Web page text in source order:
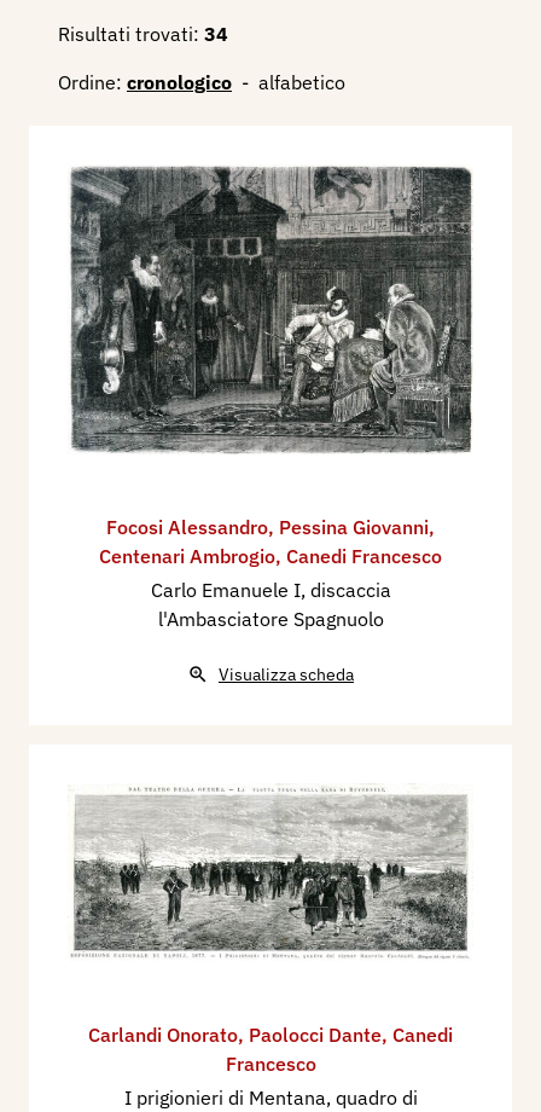
Risultati trovati: 34
Ordine: cronologico - alfabetico
Focosi Alessandro, Pessina Giovanni,
Centenari Ambrogio, Canedi Francesco
Carlo Emanuele I, discaccia
l'Ambasciatore Spagnuolo
Visualizza scheda
Carlandi Onorato, Paolocci Dante, Canedi
Francesco
I prigionieri di Mentana, quadro di